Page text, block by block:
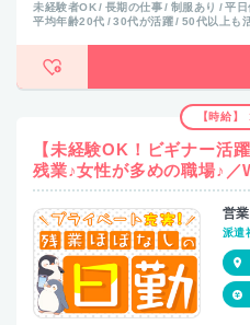
未経験者OK 長期の仕事 制服あり 平日
平均年齢20代
30代が活躍 50代以上も
【時給
【未経験OK！ビギナー活
残業♪女性が多めの職場♪／
営
派遣